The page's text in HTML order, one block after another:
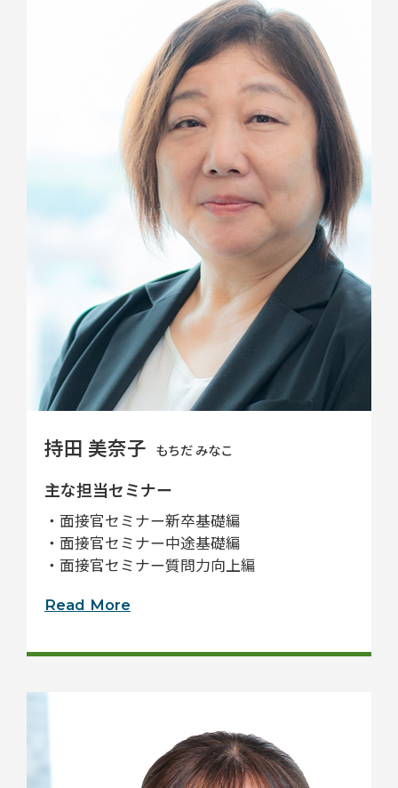
持田 美奈子 もちだ みなこ
主な担当セミナー
・面接官セミナー新卒基礎編
・面接官セミナー中途基礎編
・面接官セミナー質問力向上編
Read More